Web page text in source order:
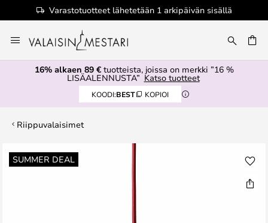
Varastotuotteet lähetetään 1 arkipäivän sisällä
to
Content
16% alkaen 89 €tuotteista, joissa on merkki ”16 %
LISÄALENNUSTA” Katso tuotteet
KOODI:BEST KOPIOI
Riippuvalaisimet
SUMMER DEAL
Skip
to